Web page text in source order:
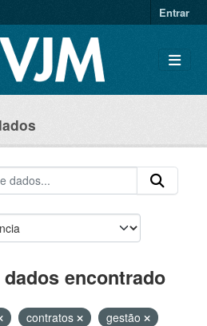
Entrar
encontrado
contratos
gestão